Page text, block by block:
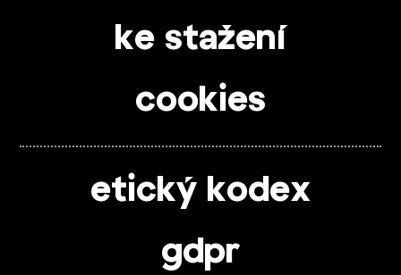
ke stažení
cookies
etický kodex
gdpr